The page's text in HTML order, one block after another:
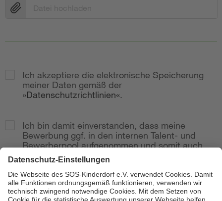
Ich akzeptiere die elektronische Speicherung
meiner Daten gemäß der
Datenschutzrichtlinien .
Ich bin damit einverstanden, dass meine
Bewerbung ggf. in den internen Talent- und
Bewerberpool aufgenommen und somit auch
bei weitere Stellenausschreibungen
berücksichtig wird.
Zur Anzeige